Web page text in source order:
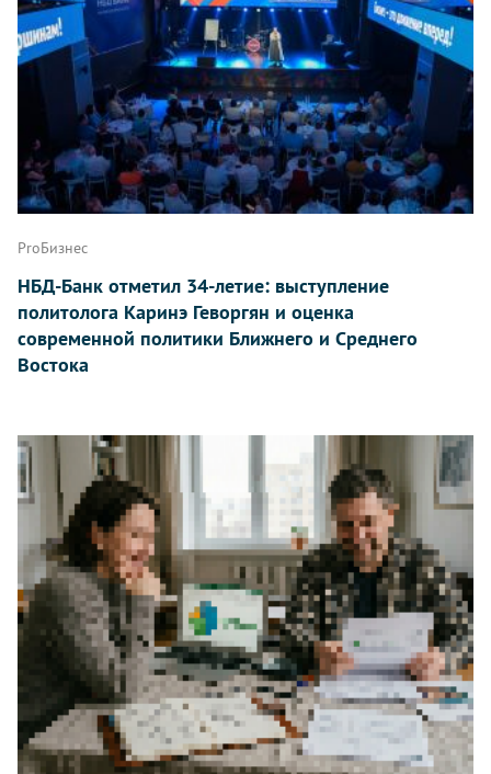
ProБизнес
НБД-Банк отметил 34-летие: выступление
политолога Каринэ Геворгян и оценка
современной политики Ближнего и Среднего
Востока